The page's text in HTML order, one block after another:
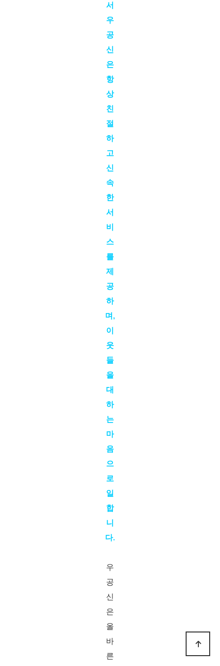
서
우
공
신
은
항
상
친
절
하
고
신
속
한
서
비
스
를
제
공
하
며,
이
웃
들
을
대
하
는
마
음
으
로
일
합
니
다.​
우
공
신
은
올
바
른